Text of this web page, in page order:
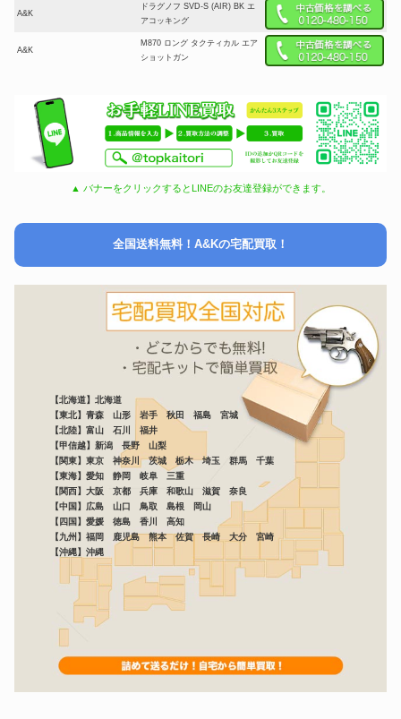
A&K
ドラグノフ SVD-S (AIR) BK エ
アコッキング
A&K
M870 ロング タクティカル エア
ショットガン
▲ バナーをクリックするとLINEのお友達登録ができます。
全国送料無料！A&Kの宅配買取！
【北海道】北海道
【東北】青森 山形 岩手 秋田 福島 宮城
【北陸】富山 石川 福井
【甲信越】新潟 長野 山梨
【関東】東京 神奈川 茨城 栃木 埼玉 群馬 千葉
【東海】愛知 静岡 岐阜 三重
【関西】大阪 京都 兵庫 和歌山 滋賀 奈良
【中国】広島 山口 鳥取 島根 岡山
【四国】愛媛 徳島 香川 高知
【九州】福岡 鹿児島 熊本 佐賀 長崎 大分 宮崎
【沖縄】沖縄